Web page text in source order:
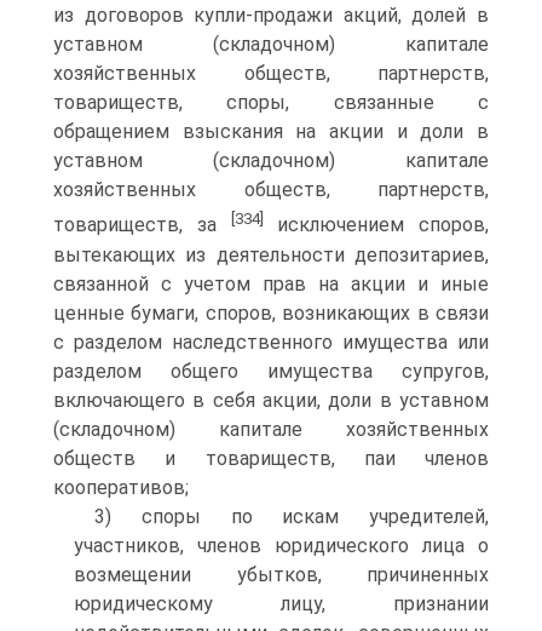
из договоров купли-продажи акций, долей в
уставном (складочном) капитале
хозяйственных обществ, партнерств,
товариществ, споры, связанные с
обращением взыскания на акции и доли в
уставном (складочном) капитале
хозяйственных обществ, партнерств,
товариществ, за
[334]
исключением споров,
вытекающих из деятельности депозитариев,
связанной с учетом прав на акции и иные
ценные бумаги, споров, возникающих в связи
с разделом наследственного имущества или
разделом общего имущества супругов,
включающего в себя акции, доли в уставном
(складочном) капитале хозяйственных
обществ и товариществ, паи членов
кооперативов;
3) споры по искам учредителей,
участников, членов юридического лица о
возмещении убытков, причиненных
юридическому лицу, признании